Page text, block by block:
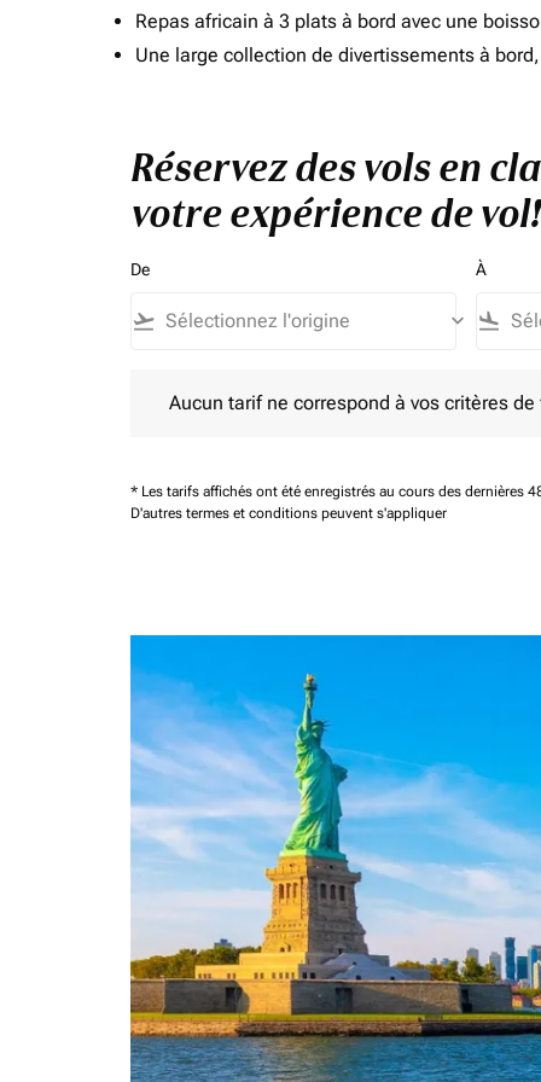
Repas africain à 3 plats à bord avec une
Une large collection de divertissements à
Réservez des vols en
votre expérience de vol!
De
flight_takeoff keyboard_arrow_down
À
flight_land
Aucun tarif ne correspond à vos critères
* Les tarifs affichés ont été enregistrés au cours des dernières
D'autres termes et conditions peuvent s'appliquer